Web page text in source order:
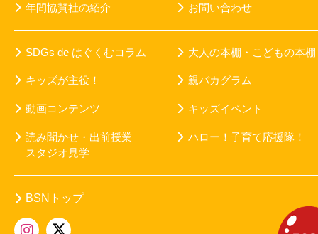
年間協賛社の紹介 お問い合わせ
SDGs de はぐくむコラム 大人の本棚・こどもの本棚
キッズが主役！ 親バカグラム
動画コンテンツ キッズイベント
読み聞かせ・出前授業
スタジオ見学
ハロー！子育て応援隊！
BSNトップ